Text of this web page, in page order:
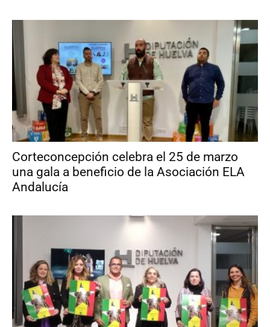
Corteconcepción celebra el 25 de marzo
una gala a beneficio de la Asociación ELA
Andalucía